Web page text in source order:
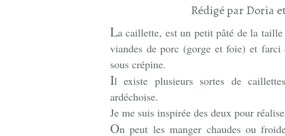
Rédigé par Doria
La caillette, est un petit pâté de la
viandes de porc (gorge et foie) et farci
sous crépine.
Il existe plusieurs sortes de
ardéchoise.
Je me suis inspirée des deux pour
On peut les manger chaudes ou